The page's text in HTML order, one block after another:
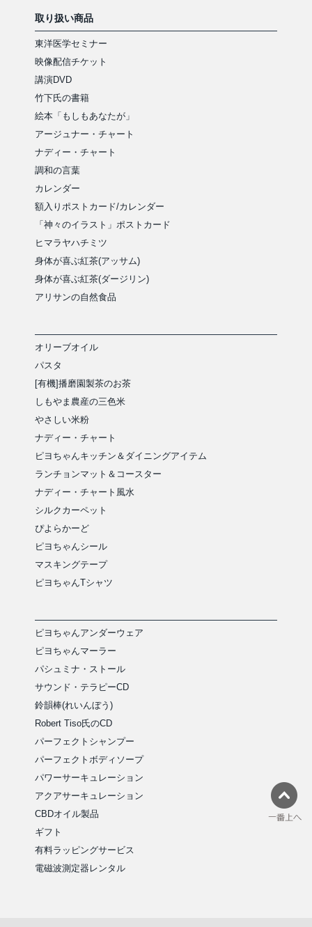
取り扱い商品
東洋医学セミナー
映像配信チケット
講演DVD
竹下氏の書籍
絵本「もしもあなたが」
アージュナー・チャート
ナディー・チャート
調和の言葉
カレンダー
額入りポストカード/カレンダー
「神々のイラスト」ポストカード
ヒマラヤハチミツ
身体が喜ぶ紅茶(アッサム)
身体が喜ぶ紅茶(ダージリン)
アリサンの自然食品
オリーブオイル
パスタ
[有機]播磨園製茶のお茶
しもやま農産の三色米
やさしい米粉
ナディー・チャート
ピヨちゃんキッチン＆ダイニングアイテム
ランチョンマット＆コースター
ナディー・チャート風水
シルクカーペット
ぴよらかーど
ピヨちゃんシール
マスキングテープ
ピヨちゃんTシャツ
ピヨちゃんアンダーウェア
ピヨちゃんマーラー
パシュミナ・ストール
サウンド・テラピーCD
鈴韻棒(れいんぼう)
Robert Tiso氏のCD
パーフェクトシャンプー
パーフェクトボディソープ
パワーサーキュレーション
アクアサーキュレーション
CBDオイル製品
ギフト
有料ラッピングサービス
電磁波測定器レンタル